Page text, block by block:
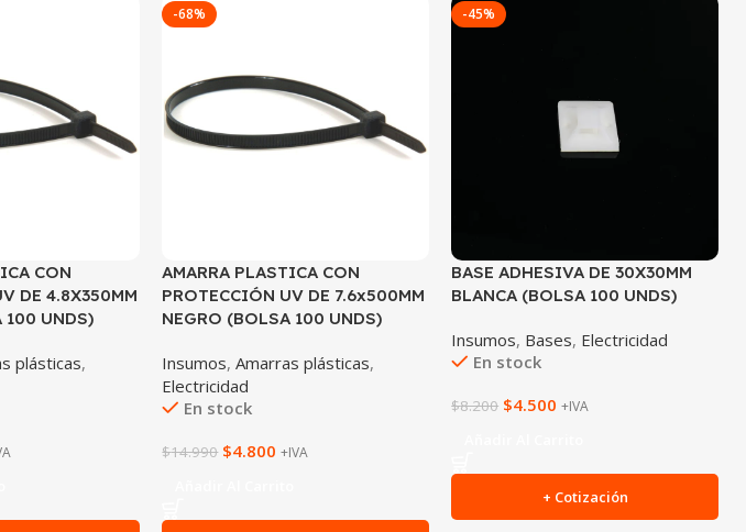
CON
DE 4.8X350MM
100 UNDS)
plásticas,
-68%
AMARRA PLASTICA CON
PROTECCIÓN UV DE 7.6x500MM
NEGRO (BOLSA 100 UNDS)
Insumos,Amarras plásticas,
Electricidad
En stock
$14.990 $4.800 +IVA
-45%
BASE ADHESIVA DE 30X30MM
BLANCA (BOLSA 100 UNDS)
Insumos, Bases, Electricidad
En stock
$8.200 $4.500 +IVA
+ Cotización